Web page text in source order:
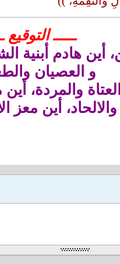
ـــــ التوقيع
أين هادم أبنية
و العصيان
والمردة،
أين معز